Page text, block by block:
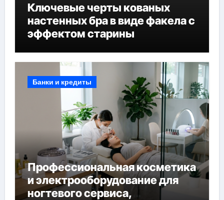
Ключевые черты кованых
настенных бра в виде факела с
эффектом старины
Банки и кредиты
Профессиональная косметика
и электрооборудование для
ногтевого сервиса,